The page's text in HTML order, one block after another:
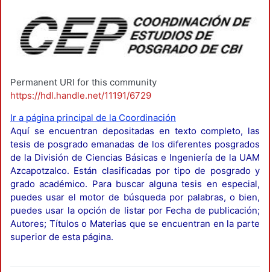
Permanent URI for this community
https://hdl.handle.net/11191/6729
Ir a página principal de la Coordinación
Aquí se encuentran depositadas en texto completo, las
tesis de posgrado emanadas de los diferentes posgrados
de la División de Ciencias Básicas e Ingeniería de la UAM
Azcapotzalco. Están clasificadas por tipo de posgrado y
grado académico. Para buscar alguna tesis en especial,
puedes usar el motor de búsqueda por palabras, o bien,
puedes usar la opción de listar por Fecha de publicación;
Autores; Títulos o Materias que se encuentran en la parte
superior de esta página.